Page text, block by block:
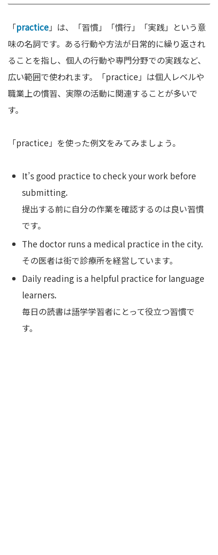
「practice」は、「習慣」「慣行」「実践」という意
味の名詞です。ある行動や方法が日常的に繰り返され
ることを指し、個人の行動や専門分野での実践など、
広い範囲で使われます。「practice」は個人レベルや
職業上の慣習、実際の活動に関連することが多いで
す。
「practice」を使った例文をみてみましょう。
It’s good practice to check your work before
submitting.
提出する前に自分の作業を確認するのは良い習慣
です。
The doctor runs a medical practice in the city.
その医者は街で診療所を経営しています。
Daily reading is a helpful practice for language
learners.
毎日の読書は語学学習者にとって役立つ習慣で
す。